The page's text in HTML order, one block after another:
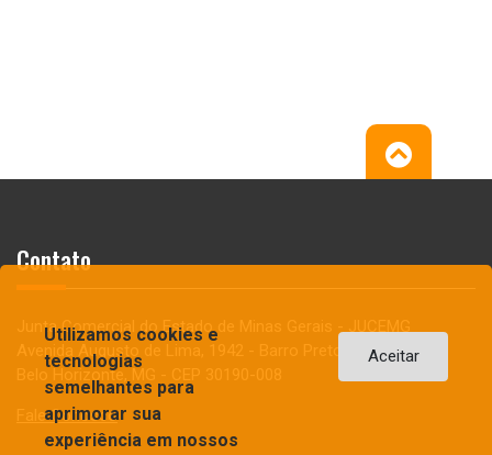
Contato
Junta Comercial do Estado de Minas Gerais - JUCEMG
Avenida Augusto de Lima, 1942 - Barro Preto
Belo Horizonte, MG - CEP 30190-008
Fale Conosco
Utilizamos cookies e
tecnologias
semelhantes para
aprimorar sua
experiência em nossos
Aceitar